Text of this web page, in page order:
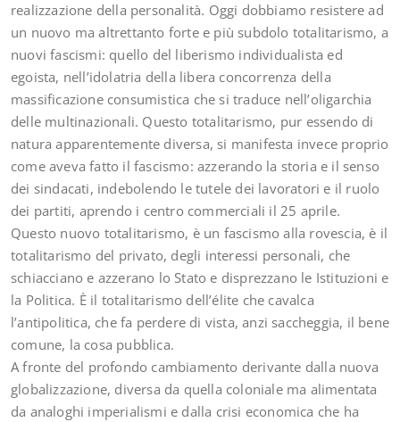
realizzazione della personalità. Oggi dobbiamo resistere ad
un nuovo ma altrettanto forte e più subdolo totalitarismo, a
nuovi fascismi: quello del liberismo individualista ed
egoista, nell’idolatria della libera concorrenza della
massificazione consumistica che si traduce nell’oligarchia
delle multinazionali. Questo totalitarismo, pur essendo di
natura apparentemente diversa, si manifesta invece proprio
come aveva fatto il fascismo: azzerando la storia e il senso
dei sindacati, indebolendo le tutele dei lavoratori e il ruolo
dei partiti, aprendo i centro commerciali il 25 aprile.
Questo nuovo totalitarismo, è un fascismo alla rovescia, è il
totalitarismo del privato, degli interessi personali, che
schiacciano e azzerano lo Stato e disprezzano le Istituzioni e
la Politica. È il totalitarismo dell’élite che cavalca
l’antipolitica, che fa perdere di vista, anzi saccheggia, il bene
comune, la cosa pubblica.
A fronte del profondo cambiamento derivante dalla nuova
globalizzazione, diversa da quella coloniale ma alimentata
da analoghi imperialismi e dalla crisi economica che ha